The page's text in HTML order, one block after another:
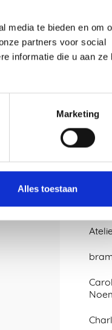
media te bieden en om
partners voor social
informatie die u aan ze
Marketing
Alles toestaan
Antje